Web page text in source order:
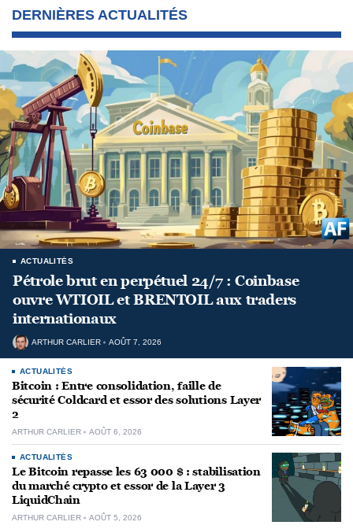
DERNIÈRES ACTUALITÉS
ACTUALITÉS
Pétrole brut en perpétuel 24/7 : Coinbase
ouvre WTIOIL et BRENTOIL aux traders
internationaux
ARTHUR CARLIER AOÛT 7, 2026
ACTUALITÉS
Bitcoin : Entre consolidation, faille de
sécurité Coldcard et essor des solutions Layer
2
ARTHUR CARLIER AOÛT 6, 2026
ACTUALITÉS
Le Bitcoin repasse les 63 000 $ : stabilisation
du marché crypto et essor de la Layer 3
LiquidChain
ARTHUR CARLIER AOÛT 5, 2026